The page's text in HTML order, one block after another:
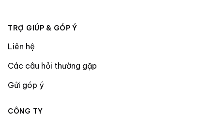
TRỢ GIÚP & GÓP Ý
Liên hệ
Các câu hỏi thường gặp
Gửi góp ý
CÔNG TY